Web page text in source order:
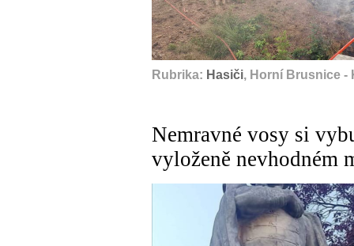
Rubrika: Hasiči, Horní Brusnice -
Nemravné vosy si
vyloženě nevhodném